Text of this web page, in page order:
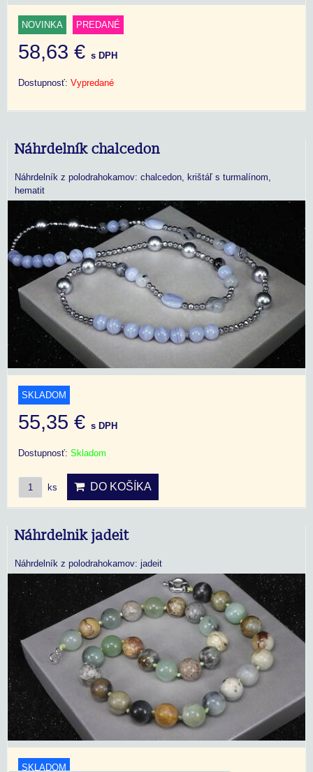
NOVINKA PREDANÉ
58,63 € s DPH
Dostupnosť: Vypredané
Náhrdelník chalcedon
Náhrdelník z polodrahokamov: chalcedon, krištáľ s turmalínom,
hematit
SKLADOM
55,35 € s DPH
Dostupnosť: Skladom
ks DO KOŠÍKA
Náhrdelnik jadeit
Náhrdelník z polodrahokamov: jadeit
SKLADOM